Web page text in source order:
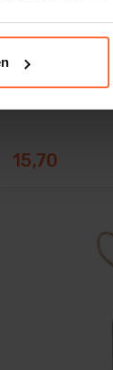
thermisch hout
15,70